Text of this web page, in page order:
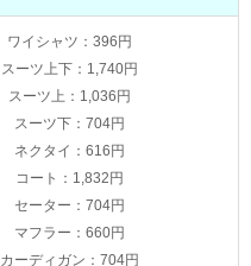
ワイシャツ：396円
スーツ上下：1,740円
スーツ上：1,036円
スーツ下：704円
ネクタイ：616円
コート：1,832円
セーター：704円
マフラー：660円
カーディガン：704円